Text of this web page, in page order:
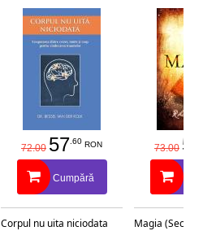
72.00 57.60 RON
Cumpără
Corpul nu uita niciodata
73.00 58
Magia